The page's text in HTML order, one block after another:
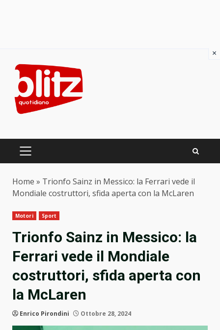
content
PRIMARY
Home » Trionfo Sainz in Messico: la Ferrari vede il
Mondiale costruttori, sfida aperta con la McLaren
Motori Sport
Trionfo Sainz in Messico: la
Ferrari vede il Mondiale
costruttori, sfida aperta con
la McLaren
Enrico Pirondini Ottobre 28, 2024
×